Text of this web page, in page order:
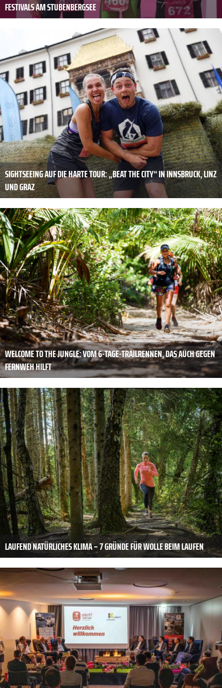
FESTIVALS AM STUBENBERGSEE
SIGHTSEEING AUF DIE HARTE TOUR: „BEAT THE CITY“ IN INNSBRUCK, LINZ
UND GRAZ
WELCOME TO THE JUNGLE: VOM 6-TAGE-TRAILRENNEN, DAS AUCH GEGEN
FERNWEH HILFT
LAUFEND NATÜRLICHES KLIMA – 7 GRÜNDE FÜR WOLLE BEIM LAUFEN